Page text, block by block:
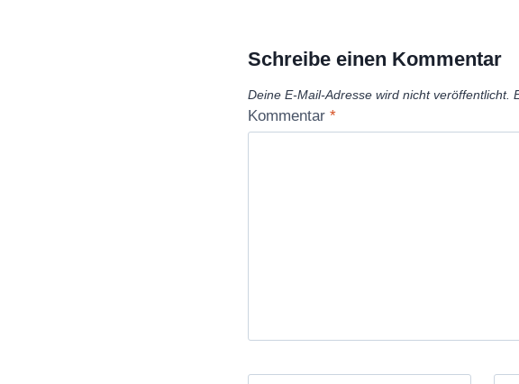
Schreibe einen Kommentar
Deine E-Mail-Adresse wird nicht veröffentlicht.
Kommentar *